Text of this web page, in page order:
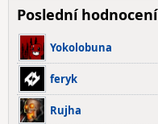
Poslední hodnocení
Yokolobuna
feryk
Rujha